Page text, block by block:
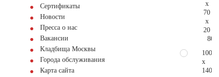
Сертификаты
Новости
Пресса о нас
Вакансии
Кладбища Москвы
Города обслуживания
Карта сайта
x
70
x
20
100
x
140